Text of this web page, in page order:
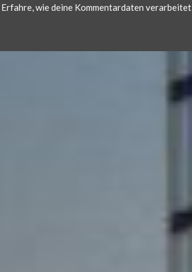
Erfahre, wie deine Kommentardaten verarbeitet